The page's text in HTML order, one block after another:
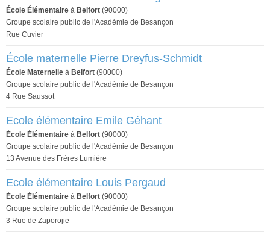
École Élémentaire à Belfort (90000)
Groupe scolaire public de l'Académie de Besançon
Rue Cuvier
École maternelle Pierre Dreyfus-Schmidt
École Maternelle à Belfort (90000)
Groupe scolaire public de l'Académie de Besançon
4 Rue Saussot
Ecole élémentaire Emile Géhant
École Élémentaire à Belfort (90000)
Groupe scolaire public de l'Académie de Besançon
13 Avenue des Frères Lumière
Ecole élémentaire Louis Pergaud
École Élémentaire à Belfort (90000)
Groupe scolaire public de l'Académie de Besançon
3 Rue de Zaporojie